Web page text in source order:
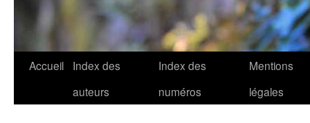
Accueil
Index des
auteurs
Index des
numéros
Mentions
légales